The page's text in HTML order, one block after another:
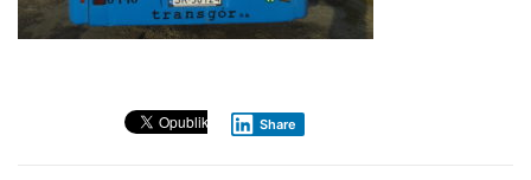
Share